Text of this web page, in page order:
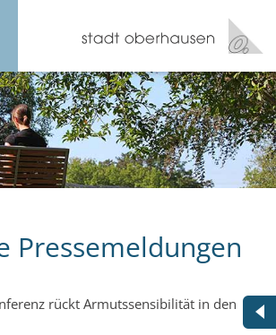
Pressemeldungen
rückt Armutssensibilität in den